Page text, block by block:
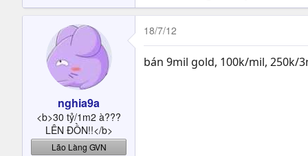
nghia9a
<b>30 tỷ/1m2 à???
LÊN ĐỒN!!</b>
Lão Làng GVN
18/7/12
bán 9mil gold, 100k/mil, 250k/